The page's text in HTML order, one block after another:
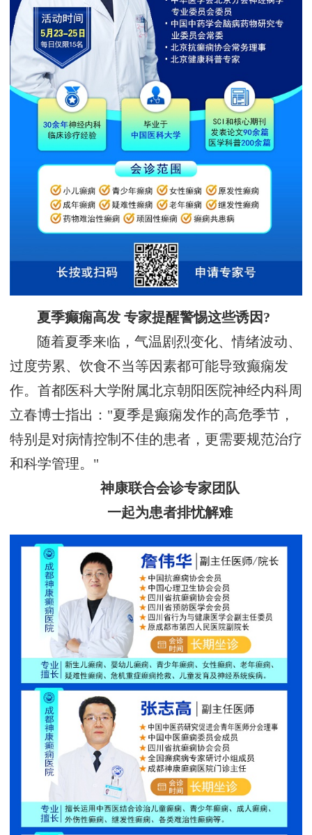
夏季癫痫高发 专家提醒警惕这些诱因?
随着夏季来临，气温剧烈变化、情绪波动、
过度劳累、饮食不当等因素都可能导致癫痫发
作。首都医科大学附属北京朝阳医院神经内科周
立春博士指出："夏季是癫痫发作的高危季节，
特别是对病情控制不佳的患者，更需要规范治疗
和科学管理。"
神康联合会诊专家团队
一起为患者排忧解难